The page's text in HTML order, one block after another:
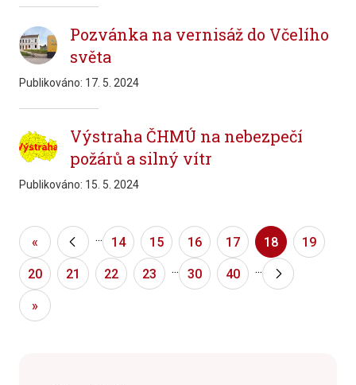
Pozvánka na vernisáž do Včelího
světa
Publikováno: 17. 5. 2024
Výstraha ČHMÚ na nebezpečí
požárů a silný vítr
Publikováno: 15. 5. 2024
« « ... 14 15 16 17 18 19
20 21 22 23 ... 30 40 ... »
»